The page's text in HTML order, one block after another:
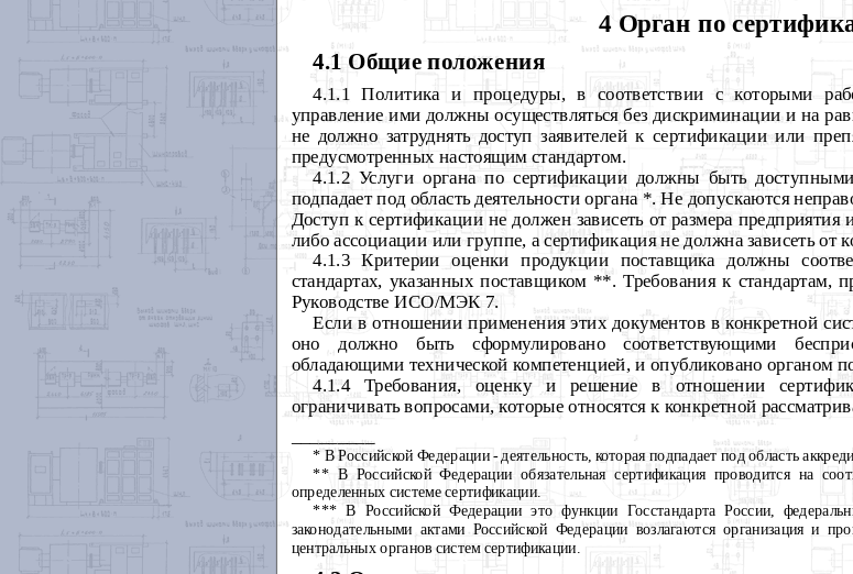
4 Орган по
4.1 Общие положения
4.1.1 Политика и процедуры, в соответствии с которыми
управление ими должны осуществляться без дискриминации и на
не должно затруднять доступ заявителей к сертификации или
предусмотренных настоящим стандартом.
4.1.2 Услуги органа по сертификации должны быть доступными
подпадает под область деятельности органа *. Не допускаются
Доступ к сертификации не должен зависеть от размера
либо ассоциации или группе, а сертификация не должна зависеть от
4.1.3 Критерии оценки продукции поставщика должны
стандартах, указанных поставщиком **. Требования к стандартам,
Руководстве ИСО/МЭК 7.
Если в отношении применения этих документов в конкретной
оно должно быть сформулировано соответствующими
обладающими технической компетенцией, и опубликовано органом
4.1.4 Требования, оценку и решение в отношении
ограничивать вопросами, которые относятся к конкретной
_________
* В Российской Федерации - деятельность, которая подпадает под область
** В Российской Федерации обязательная сертификация проводится на
определенных системе сертификации.
*** В Российской Федерации это функции Госстандарта России,
законодательными актами Российской Федерации возлагаются организация и
центральных органов систем сертификации.